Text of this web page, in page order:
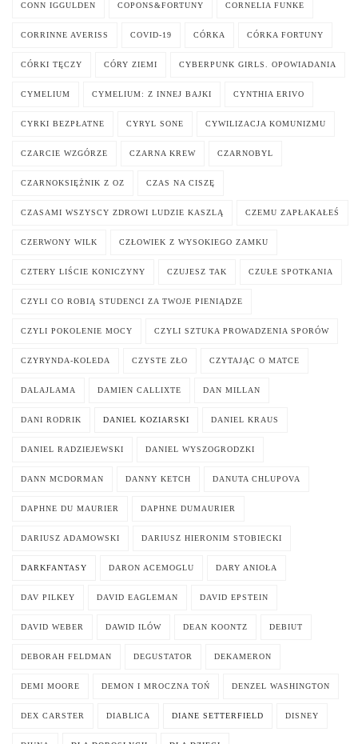
CONN IGGULDEN COPONS&FORTUNY CORNELIA FUNKE
CORRINNE AVERISS COVID-19 CÓRKA CÓRKA FORTUNY
CÓRKI TĘCZY CÓRY ZIEMI CYBERPUNK GIRLS. OPOWIADANIA
CYMELIUM CYMELIUM: Z INNEJ BAJKI CYNTHIA ERIVO
CYRKI BEZPŁATNE CYRYL SONE CYWILIZACJA KOMUNIZMU
CZARCIE WZGÓRZE CZARNA KREW CZARNOBYL
CZARNOKSIĘŻNIK Z OZ CZAS NA CISZĘ
CZASAMI WSZYSCY ZDROWI LUDZIE KASZLĄ CZEMU ZAPŁAKAŁEŚ
CZERWONY WILK CZŁOWIEK Z WYSOKIEGO ZAMKU
CZTERY LIŚCIE KONICZYNY CZUJESZ TAK CZUŁE SPOTKANIA
CZYLI CO ROBIĄ STUDENCI ZA TWOJE PIENIĄDZE
CZYLI POKOLENIE MOCY CZYLI SZTUKA PROWADZENIA SPORÓW
CZYRYNDA-KOLEDA CZYSTE ZŁO CZYTAJĄC O MATCE
DALAJLAMA DAMIEN CALLIXTE DAN MILLAN
DANI RODRIK DANIEL KOZIARSKI DANIEL KRAUS
DANIEL RADZIEJEWSKI DANIEL WYSZOGRODZKI
DANN MCDORMAN DANNY KETCH DANUTA CHLUPOVA
DAPHNE DU MAURIER DAPHNE DUMAURIER
DARIUSZ ADAMOWSKI DARIUSZ HIERONIM STOBIECKI
DARKFANTASY DARON ACEMOGLU DARY ANIOŁA
DAV PILKEY DAVID EAGLEMAN DAVID EPSTEIN
DAVID WEBER DAWID ILÓW DEAN KOONTZ DEBIUT
DEBORAH FELDMAN DEGUSTATOR DEKAMERON
DEMI MOORE DEMON I MROCZNA TOŃ DENZEL WASHINGTON
DEX CARSTER DIABLICA DIANE SETTERFIELD DISNEY